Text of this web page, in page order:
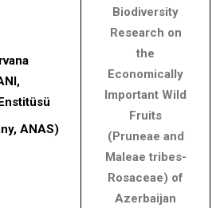
ANAS)
Biodiversity
Research on
the
Economically
Important Wild
Fruits
(Pruneae and
Maleae tribes-
Rosaceae) of
Azerbaijan